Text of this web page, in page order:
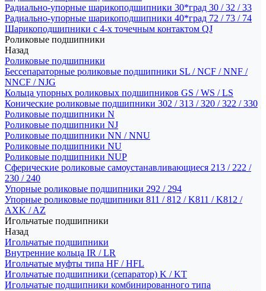
Радиально-упорные шарикоподшипники 30*град 30 / 32 / 33
Радиально-упорные шарикоподшипники 40*град 72 / 73 / 74
Шарикоподшипники с 4-х точечным контактом QJ
Роликовые подшипники
Назад
Роликовые подшипники
Бессепараторные роликовые подшипники SL / NCF / NNF /
NNCF / NJG
Кольца упорных роликовых подшипников GS / WS / LS
Конические роликовые подшипники 302 / 313 / 320 / 322 / 330
Роликовые подшипники N
Роликовые подшипники NJ
Роликовые подшипники NN / NNU
Роликовые подшипники NU
Роликовые подшипники NUP
Сферические роликовые самоустанавливающиеся 213 / 222 /
230 / 240
Упорные роликовые подшипники 292 / 294
Упорные роликовые подшипники 811 / 812 / K811 / K812 /
AXK / AZ
Игольчатые подшипники
Назад
Игольчатые подшипники
Внутренние кольца IR / LR
Игольчатые муфты типа HF / HFL
Игольчатые подшипники (сепаратор) K / KT
Игольчатые подшипники комбинированного типа